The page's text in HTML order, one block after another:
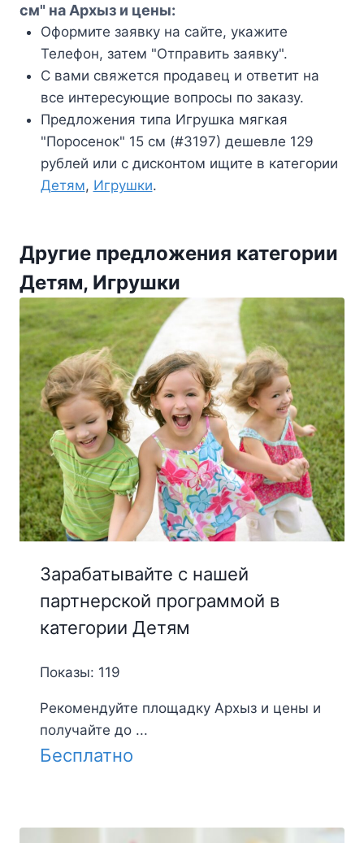
см" на Архыз и цены:
Оформите заявку на сайте, укажите
Телефон, затем "Отправить заявку".
С вами свяжется продавец и ответит на
все интересующие вопросы по заказу.
Предложения типа Игрушка мягкая
"Поросенок" 15 см (#3197) дешевле 129
рублей или с дисконтом ищите в категории
Детям, Игрушки.
Другие предложения категории
Детям, Игрушки
Зарабатывайте с нашей
партнерской программой в
категории Детям
Показы: 119
Рекомендуйте площадку Архыз и цены и
получайте до ...
Бесплатно